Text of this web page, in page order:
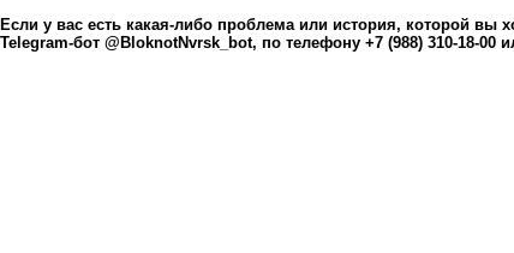
Если у вас есть какая-либо проблема или история, которой
Telegram-бот @BloknotNvrsk_bot, по телефону +7 (988) 310-18-00